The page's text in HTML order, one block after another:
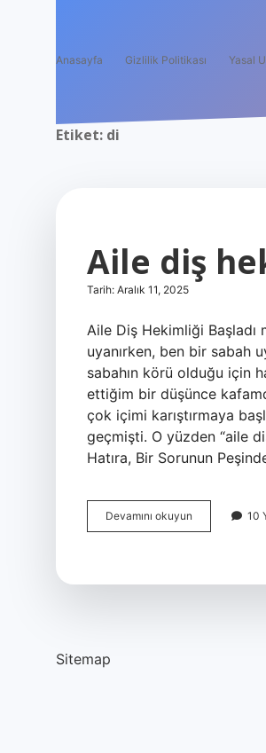
Anasayfa Gizlilik Politikası Yasal
Etiket: di
Aile diş
Tarih: Aralık 11, 2025
Aile Diş Hekimliği Başladı
uyanırken, ben bir sabah
sabahın körü olduğu için
ettiğim bir düşünce
çok içimi karıştırmaya
geçmişti. O yüzden “aile
Hatıra, Bir Sorunun
Devamını okuyun
diş
10
Sitemap